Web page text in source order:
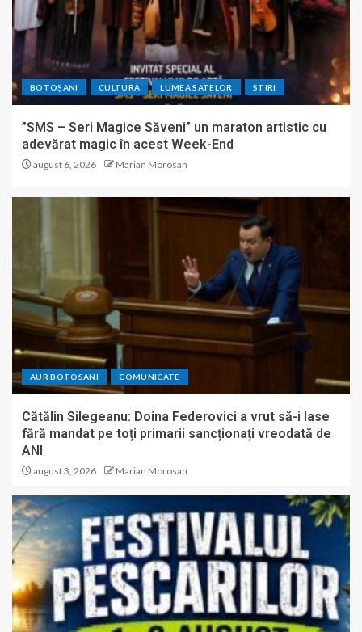
BOTOȘANI CULTURA LUMEA SATELOR STIRI
”SMS – Seri Magice Săveni” un maraton artistic cu
adevărat magic în acest Week-End
august 6, 2026 Marian Morosan
AUR BOTOSANI COMUNICATE
Cătălin Silegeanu: Doina Federovici a vrut să-i lase
fără mandat pe toți primarii sancționați vreodată de
ANI
august 3, 2026 Marian Morosan